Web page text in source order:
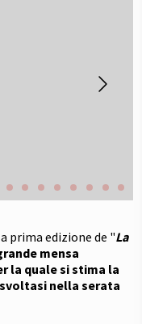
prima edizione de "La
mensa
la quale si stima la
nella serata